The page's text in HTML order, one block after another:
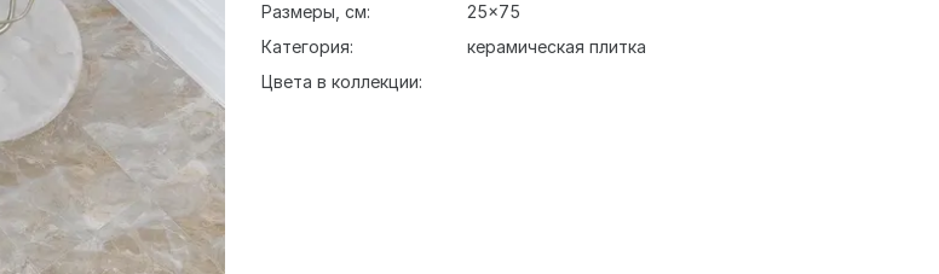
Размеры, см:
25x75
Категория:
керамическая плитка
Цвета в коллекции: